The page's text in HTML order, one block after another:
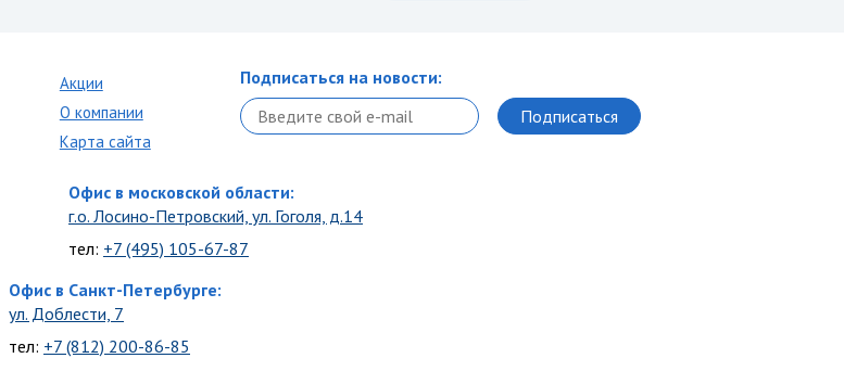
Акции
О компании
Карта сайта
Подписаться на новости:
Офис в московской области:
г.о. Лосино-Петровский, ул. Гоголя, д.14
тел: +7 (495) 105-67-87
Офис в Санкт-Петербурге:
ул. Доблести, 7
тел: +7 (812) 200-86-85